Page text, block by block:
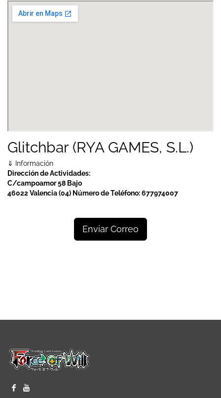
Glitchbar (RYA GAMES, S.L.)
⇓ Información
Dirección de Actividades:
C/campoamor 58 Bajo
46022 Valencia (04) Número de Teléfono:677974007
Enviar Correo